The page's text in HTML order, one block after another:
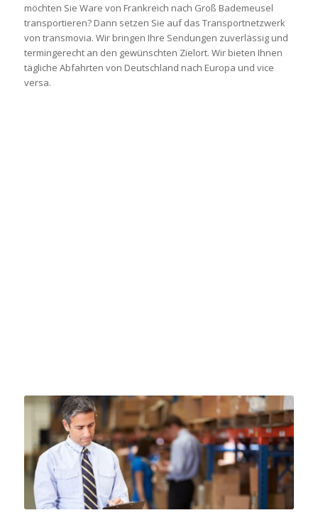
möchten Sie Ware von Frankreich nach Groß Bademeusel
transportieren? Dann setzen Sie auf das Transportnetzwerk
von transmovia. Wir bringen Ihre Sendungen zuverlässig und
termingerecht an den gewünschten Zielort. Wir bieten Ihnen
tägliche Abfahrten von Deutschland nach Europa und vice
versa.